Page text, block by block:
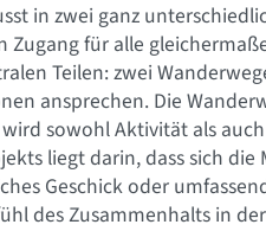
in zwei ganz
Zugang für alle
Teilen: zwei
ansprechen. Die
sowohl Aktivität als
liegt darin, dass sich
Geschick oder
des Zusammenhalts in